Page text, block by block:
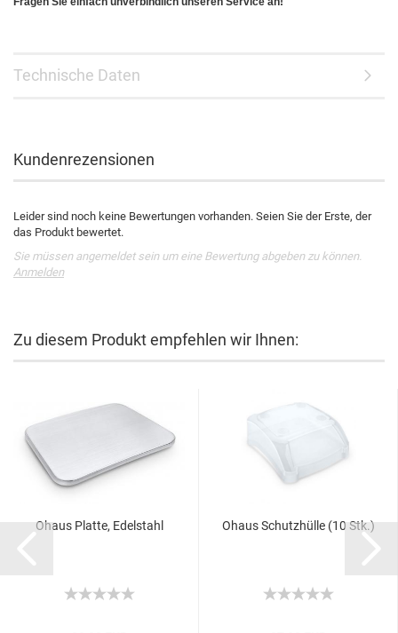
Technische Daten
Kundenrezensionen
Leider sind noch keine Bewertungen vorhanden. Seien Sie der Erste, der
das Produkt bewertet.
Sie müssen angemeldet sein um eine Bewertung abgeben zu können.
Anmelden
Zu diesem Produkt empfehlen wir Ihnen:
Ohaus Platte, Edelstahl Ohaus Schutzhülle (10 Stk.)